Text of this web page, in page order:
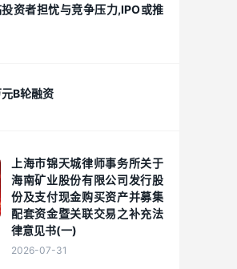
资者担忧与竞争压力,IPO或推
B轮融资
上海市锦天城律师事务所关于
海南矿业股份有限公司发行股
份及支付现金购买资产并募集
配套资金暨关联交易之补充法
律意见书(一)
2026-07-31